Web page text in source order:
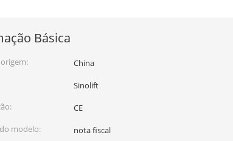
Básica
China
Sinolift
CE
modelo:
nota fiscal